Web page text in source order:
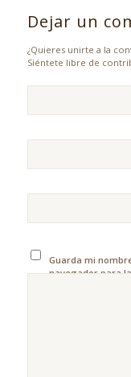
Dejar un
¿Quieres unirte a la
Siéntete libre de
Guarda mi
navegador para